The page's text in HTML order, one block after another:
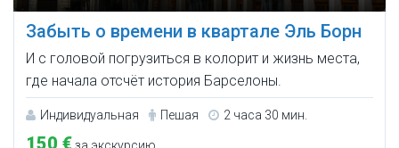
Забыть о времени в квартале Эль Борн
И с головой погрузиться в колорит и жизнь места,
где начала отсчёт история Барселоны.
Индивидуальная Пешая 2 часа 30 мин.